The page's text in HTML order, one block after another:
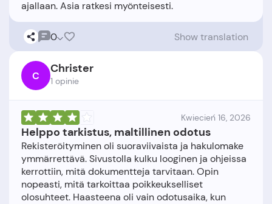
0 Show translation
C Christer
1 opinie
Kwiecień 16, 2026
Helppo tarkistus, maltillinen odotus
Rekisteröityminen oli suoraviivaista ja hakulomake
ymmärrettävä. Sivustolla kulku looginen ja ohjeissa
kerrottiin, mitä dokumentteja tarvitaan. Opin
nopeasti, mitä tarkoittaa poikkeukselliset
olosuhteet. Haasteena oli vain odotusaika, kun